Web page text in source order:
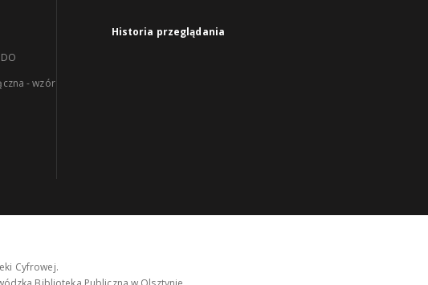
- wzór
Historia przeglądania
Cyfrowej.